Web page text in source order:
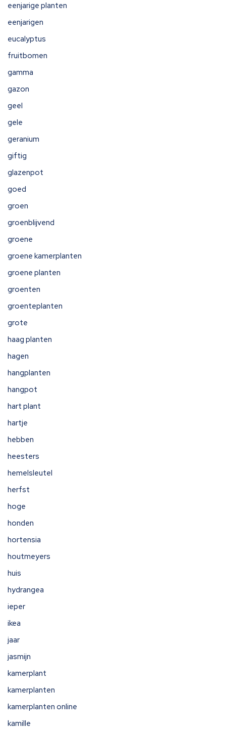
eenjarige planten
eenjarigen
eucalyptus
fruitbomen
gamma
gazon
geel
gele
geranium
giftig
glazenpot
goed
groen
groenblijvend
groene
groene kamerplanten
groene planten
groenten
groenteplanten
grote
haag planten
hagen
hangplanten
hangpot
hart plant
hartje
hebben
heesters
hemelsleutel
herfst
hoge
honden
hortensia
houtmeyers
huis
hydrangea
ieper
ikea
jaar
jasmijn
kamerplant
kamerplanten
kamerplanten online
kamille